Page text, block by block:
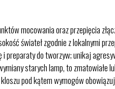
mocowania oraz przepięcia
świateł zgodnie z lokalnymi
do tworzyw; unikaj
starych lamp, to zmatowiałe
pod kątem wymogów